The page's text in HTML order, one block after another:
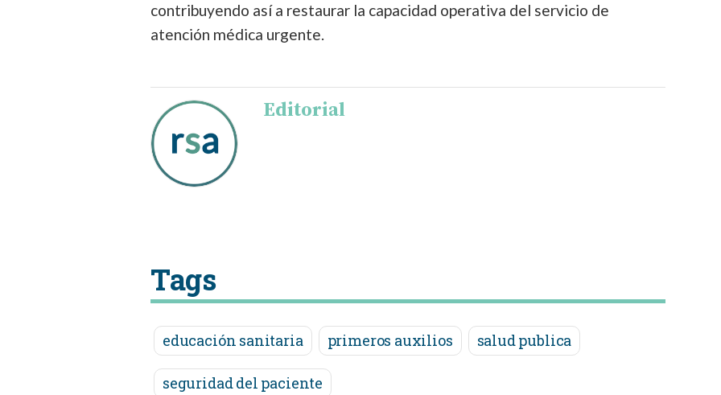
contribuyendo así a restaurar la capacidad operativa del servicio de
atención médica urgente.
Editorial
Tags
educación sanitaria primeros auxilios salud publica
seguridad del paciente